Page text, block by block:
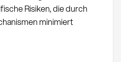
Risiken, die durch
minimiert